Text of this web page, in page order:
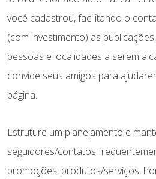
você cadastrou, facilitando o
(com investimento) as
pessoas e localidades a serem
convide seus amigos para
página.
Estruture um planejamento e
seguidores/contatos
promoções, produtos/serviços,